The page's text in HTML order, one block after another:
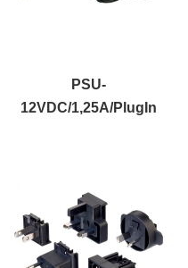
PSU-
12VDC/1,25A/PlugIn